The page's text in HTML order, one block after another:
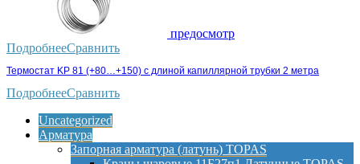
предосмотр
ПодробнееСравнить
Термостат KP 81 (+80…+150) с длиной капиллярной трубки 2 метра
ПодробнееСравнить
Uncategorized
Арматура
Запорная арматура (латунь) TOPAS